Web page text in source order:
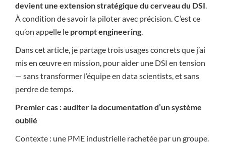
devient une extension stratégique du cerveau du DSI.
À condition de savoir la piloter avec précision. C’est ce
qu’on appelle le prompt engineering.
Dans cet article, je partage trois usages concrets que j’ai
mis en œuvre en mission, pour aider une DSI en tension
— sans transformer l’équipe en data scientists, et sans
perdre de temps.
Premier cas : auditer la documentation d’un système
oublié
Contexte : une PME industrielle rachetée par un groupe.